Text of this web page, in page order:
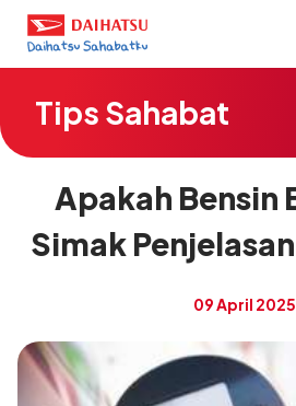
Tips Sahabat
Apakah Bensin
Simak
09 April 2025